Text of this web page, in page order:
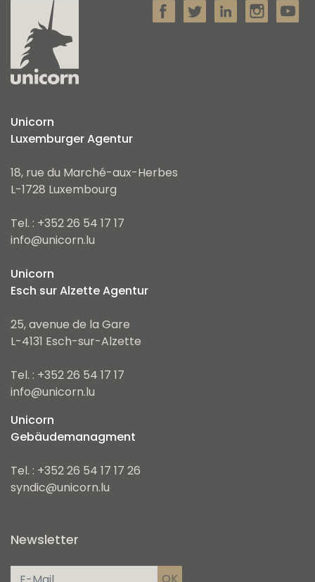
Unicorn
Luxemburger Agentur
18, rue du Marché-aux-Herbes
L-1728 Luxembourg
Tel. : +352 26 54 17 17
info@unicorn.lu
Unicorn
Esch sur Alzette Agentur
25, avenue de la Gare
L-4131 Esch-sur-Alzette
Tel. : +352 26 54 17 17
info@unicorn.lu
Unicorn
Gebäudemanagment
Tel. : +352 26 54 17 17 26
syndic@unicorn.lu
Newsletter